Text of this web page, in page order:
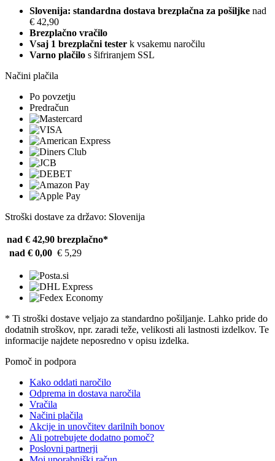
Slovenija: standardna dostava brezplačna za pošiljke nad
€ 42,90
Brezplačno vračilo
Vsaj 1 brezplačni tester k vsakemu naročilu
Varno plačilo s šifriranjem SSL
Načini plačila
Po povzetju
Predračun
Stroški dostave za državo: Slovenija
nad € 42,90 brezplačno*
nad € 0,00 € 5,29
* Ti stroški dostave veljajo za standardno pošiljanje. Lahko pride do
dodatnih stroškov, npr. zaradi teže, velikosti ali lastnosti izdelkov. Te
informacije najdete neposredno v opisu izdelka.
Pomoč in podpora
Kako oddati naročilo
Odprema in dostava naročila
Vračila
Načini plačila
Akcije in unovčitev darilnih bonov
Ali potrebujete dodatno pomoč?
Poslovni partnerji